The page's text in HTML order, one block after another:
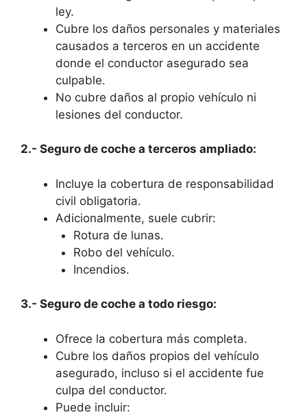
ley.
Cubre los daños personales y materiales
causados a terceros en un accidente
donde el conductor asegurado sea
culpable.
No cubre daños al propio vehículo ni
lesiones del conductor.
2.- Seguro de coche a terceros ampliado:
Incluye la cobertura de responsabilidad
civil obligatoria.
Adicionalmente, suele cubrir:
Rotura de lunas.
Robo del vehículo.
Incendios.
3.- Seguro de coche a todo riesgo:
Ofrece la cobertura más completa.
Cubre los daños propios del vehículo
asegurado, incluso si el accidente fue
culpa del conductor.
Puede incluir: